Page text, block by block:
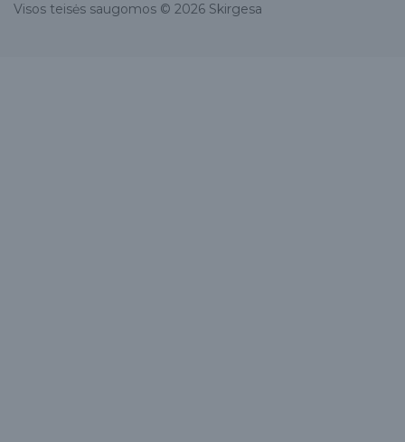
Visos teisės saugomos © 2026 Skirgesa